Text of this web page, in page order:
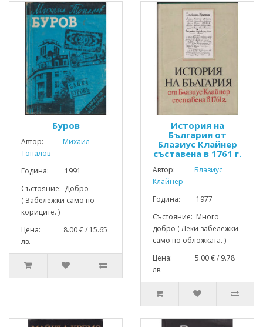
Буров
Автор:
Михаил
Топалов
Година: 1991
Състояние: Добро
( Забележки само по
кориците. )
Цена: 8.00 € / 15.65
лв.
История на
България от
Блазиус Клайнер
съставена в 1761 г.
Автор:
Блазиус
Клайнер
Година: 1977
Състояние: Много
добро ( Леки забележки
само по обложката. )
Цена: 5.00 € / 9.78
лв.